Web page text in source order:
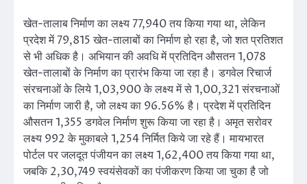
खेत-तालाब निर्माण का लक्ष्य 77,940 तय किया गया था, लेकिन
प्रदेश में 79,815 खेत-तालाबों का निर्माण हो रहा है, जो शत प्रतिशत
से भी अधिक है। अभियान की अवधि में प्रतिदिन औसतन 1,078
खेत-तालाबों के निर्माण का प्रारंभ किया जा रहा है। डगवेल रिचार्ज
संरचनाओं के लिये 1,03,900 के लक्ष्य में से 1,00,321 संरचनाओं
का निर्माण जारी है, जो लक्ष्य का 96.56% है। प्रदेश में प्रतिदिन
औसतन 1,355 डगवेल निर्माण शुरू किया जा रहा है। अमृत सरोवर
लक्ष्य 992 के मुकाबले 1,254 निर्मित किये जा रहे हैं। मायभारत
पोर्टल पर जलदूत पंजीयन का लक्ष्य 1,62,400 तय किया गया था,
जबकि 2,30,749 स्वयंसेवकों का पंजीकरण किया जा चुका है जो